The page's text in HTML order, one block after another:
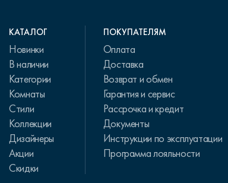
КАТАЛОГ
Новинки
В наличии
Категории
Комнаты
Стили
Коллекции
Дизайнеры
Акции
Скидки
ПОКУПАТЕЛЯМ
Оплата
Доставка
Возврат и обмен
Гарантия и сервис
Рассрочка и кредит
Документы
Инструкции по эксплуатации
Программа лояльности